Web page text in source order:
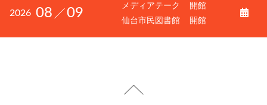
2026 08 09
メディアテーク
開館
仙台市民図書館
開館